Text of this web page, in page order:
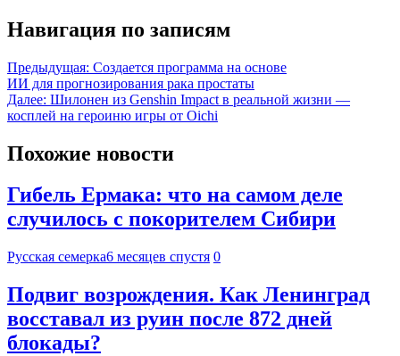
Навигация по записям
Предыдущая: Создается программа на основе
ИИ для прогнозирования рака простаты
Далее: Шилонен из Genshin Impact в реальной жизни —
косплей на героиню игры от Oichi
Похожие новости
Гибель Ермака: что на самом деле
случилось с покорителем Сибири
Русская семерка6 месяцев спустя 0
Подвиг возрождения. Как Ленинград
восставал из руин после 872 дней
блокады?